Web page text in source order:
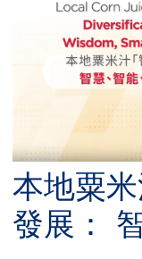
Menu
本地粟
發展：